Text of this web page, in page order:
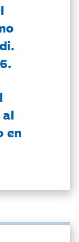
en